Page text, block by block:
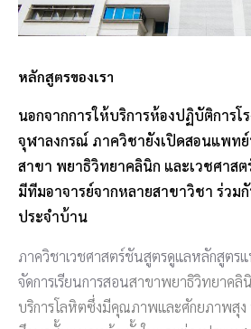
หลักสูตรของเรา
นอกจากการให้บริการห้องปฏิบัติการโ
จุฬาลงกรณ์ ภาควิชายังเปิดสอนแพท
สาขา พยาธิวิทยาคลินิก และเวชศาสต
มีทีมอาจารย์จากหลายสาขาวิชา ร่วม
ประจำบ้าน
ภาควิชาเวชศาสตร์ชันสูตรดูแลหลักสูตร
จัดการเรียนการสอนสาขาพยาธิวิทยาคลิ
บริการโลหิตซึ่งมีคุณภาพและศักยภาพสุ